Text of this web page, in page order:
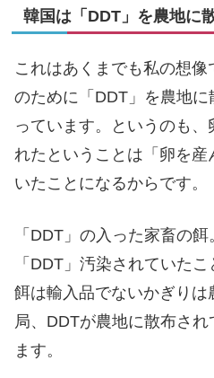
韓国は「DDT」を農地に
これはあくまでも私の想像
のために「DDT」を農地
っています。というのも、
れたということは「卵を産
いたことになるからです。
「DDT」の入った家畜の
「DDT」汚染されていた
餌は輸入品でないかぎり
局、DDTが農地に散布さ
ます。